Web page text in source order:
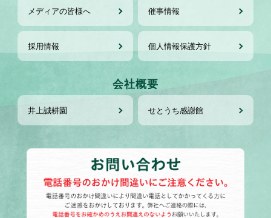
メディアの皆様へ 催事情報
採用情報 個人情報保護方針
会社概要
井上誠耕園 せとうち感謝館